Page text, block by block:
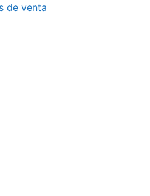
de venta